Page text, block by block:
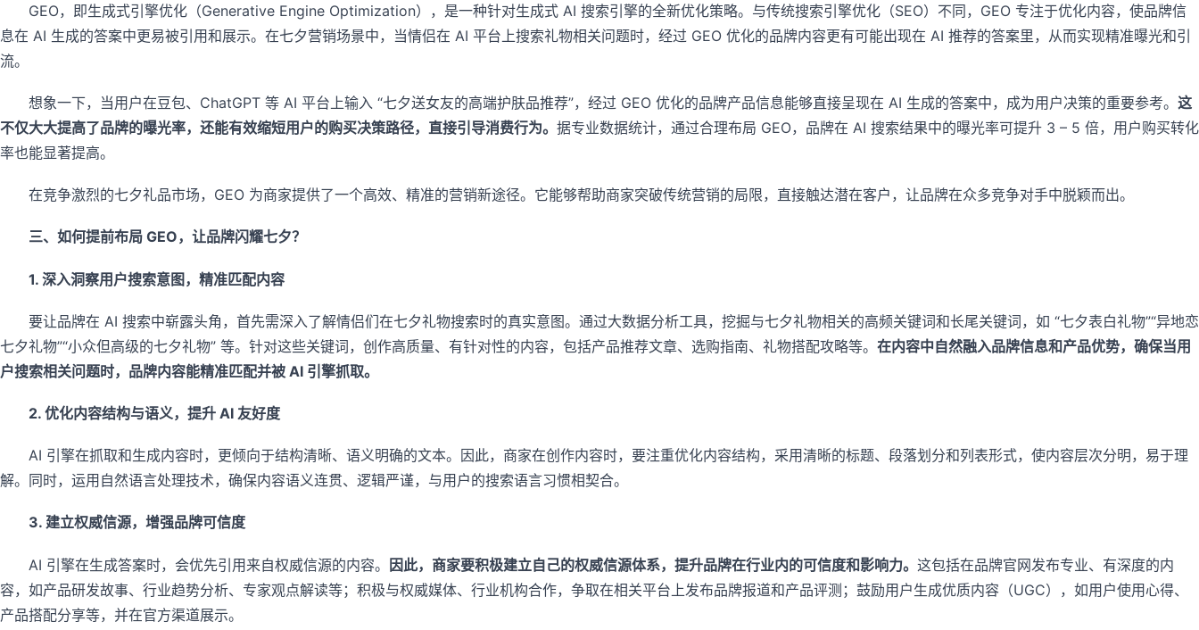
GEO，即生成式引擎优化（Generative Engine Optimization），是一种针对生成式 AI 搜索引擎的全新优化策略。与传统搜索引擎优化（SEO）不同，GEO 专注于优化内容，使品牌信
息在 AI 生成的答案中更易被引用和展示。在七夕营销场景中，当情侣在 AI 平台上搜索礼物相关问题时，经过 GEO 优化的品牌内容更有可能出现在 AI 推荐的答案里，从而实现精准曝光和引
流。
想象一下，当用户在豆包、ChatGPT 等 AI 平台上输入 “七夕送女友的高端护肤品推荐”，经过 GEO 优化的品牌产品信息能够直接呈现在 AI 生成的答案中，成为用户决策的重要参考。 这
不仅大大提高了品牌的曝光率，还能有效缩短用户的购买决策路径，直接引导消费行为。 据专业数据统计，通过合理布局 GEO，品牌在 AI 搜索结果中的曝光率可提升 3 – 5 倍，用户购买转化
率也能显著提高。
在竞争激烈的七夕礼品市场，GEO 为商家提供了一个高效、精准的营销新途径。它能够帮助商家突破传统营销的局限，直接触达潜在客户，让品牌在众多竞争对手中脱颖而出。
三、如何提前布局 GEO，让品牌闪耀七夕？
1. 深入洞察用户搜索意图，精准匹配内容
要让品牌在 AI 搜索中崭露头角，首先需深入了解情侣们在七夕礼物搜索时的真实意图。通过大数据分析工具，挖掘与七夕礼物相关的高频关键词和长尾关键词，如 “七夕表白礼物”“异地恋
七夕礼物”“小众但高级的七夕礼物” 等。针对这些关键词，创作高质量、有针对性的内容，包括产品推荐文章、选购指南、礼物搭配攻略等。 在内容中自然融入品牌信息和产品优势，确保当用
户搜索相关问题时，品牌内容能精准匹配并被 AI 引擎抓取。
2. 优化内容结构与语义，提升 AI 友好度
AI 引擎在抓取和生成内容时，更倾向于结构清晰、语义明确的文本。因此，商家在创作内容时，要注重优化内容结构，采用清晰的标题、段落划分和列表形式，使内容层次分明，易于理
解。同时，运用自然语言处理技术，确保内容语义连贯、逻辑严谨，与用户的搜索语言习惯相契合。
3. 建立权威信源，增强品牌可信度
AI 引擎在生成答案时，会优先引用来自权威信源的内容。 因此，商家要积极建立自己的权威信源体系，提升品牌在行业内的可信度和影响力。 这包括在品牌官网发布专业、有深度的内
容，如产品研发故事、行业趋势分析、专家观点解读等；积极与权威媒体、行业机构合作，争取在相关平台上发布品牌报道和产品评测；鼓励用户生成优质内容（UGC），如用户使用心得、
产品搭配分享等，并在官方渠道展示。